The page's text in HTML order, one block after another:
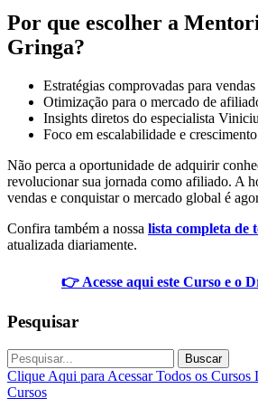
Por que escolher a
Gringa?
Estratégias comprovadas para
Otimização para o mercado de
Insights diretos do especialista
Foco em escalabilidade e
Não perca a oportunidade de adquirir
revolucionar sua jornada como afiliado. A
vendas e conquistar o mercado global é
Confira também a nossa lista completa de
atualizada diariamente.
👉 Acesse aqui este Curso e o
Pesquisar
Buscar
Clique Aqui para Acessar Todos os Cursos
Cursos